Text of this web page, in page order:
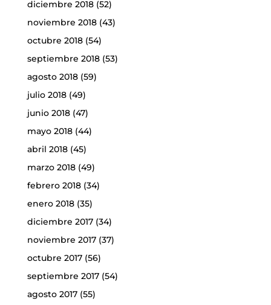
diciembre 2018(52)
noviembre 2018(43)
octubre 2018(54)
septiembre 2018(53)
agosto 2018(59)
julio 2018(49)
junio 2018(47)
mayo 2018(44)
abril 2018(45)
marzo 2018(49)
febrero 2018(34)
enero 2018(35)
diciembre 2017(34)
noviembre 2017(37)
octubre 2017(56)
septiembre 2017(54)
agosto 2017(55)